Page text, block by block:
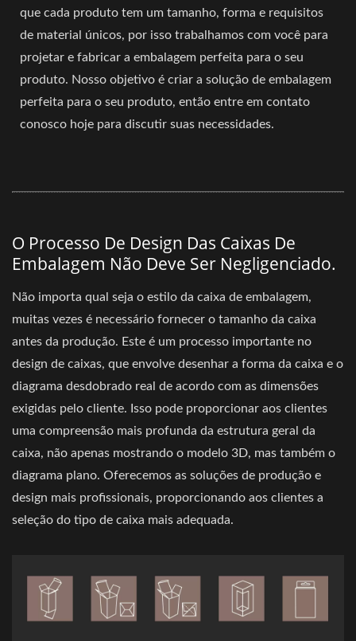
que cada produto tem um tamanho, forma e requisitos
de material únicos, por isso trabalhamos com você para
projetar e fabricar a embalagem perfeita para o seu
produto. Nosso objetivo é criar a solução de embalagem
perfeita para o seu produto, então entre em contato
conosco hoje para discutir suas necessidades.
O Processo De Design Das Caixas De
Embalagem Não Deve Ser Negligenciado.
Não importa qual seja o estilo da caixa de embalagem,
muitas vezes é necessário fornecer o tamanho da caixa
antes da produção. Este é um processo importante no
design de caixas, que envolve desenhar a forma da caixa e o
diagrama desdobrado real de acordo com as dimensões
exigidas pelo cliente. Isso pode proporcionar aos clientes
uma compreensão mais profunda da estrutura geral da
caixa, não apenas mostrando o modelo 3D, mas também o
diagrama plano. Oferecemos as soluções de produção e
design mais profissionais, proporcionando aos clientes a
seleção do tipo de caixa mais adequada.